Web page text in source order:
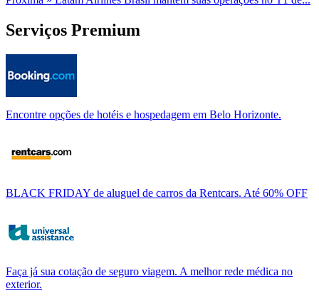
Serviços Premium
Encontre opções de hotéis e hospedagem em Belo Horizonte.
BLACK FRIDAY de aluguel de carros da Rentcars. Até 60% OFF
Faça já sua cotação de seguro viagem. A melhor rede médica no
exterior.